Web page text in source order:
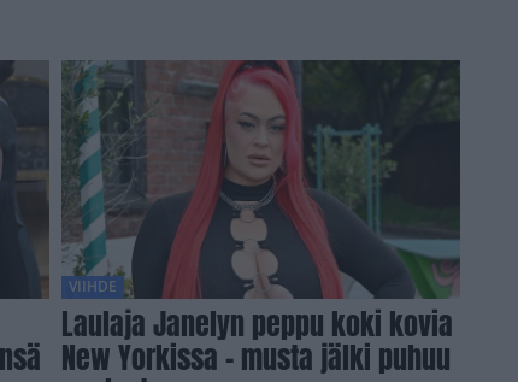
VIIHDE
Laulaja Janelyn peppu koki kovia
New Yorkissa – musta jälki puhuu